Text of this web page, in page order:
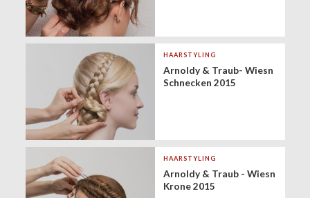
HAARSTYLING
Arnoldy & Traub- Wiesn
Schnecken 2015
HAARSTYLING
Arnoldy & Traub - Wiesn
Krone 2015